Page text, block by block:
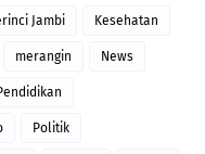
Jambi Kesehatan
merangin News
Politik